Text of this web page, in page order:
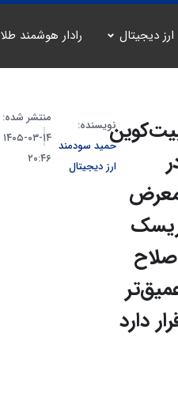
ارز دیجیتال رادار هوشمند طلا
دارد
نویسنده:
حمید سودمند
ارز دیجیتال
منتشر شده:
۱۴-۰۳-۱۴۰۵
۲۰:۴۶